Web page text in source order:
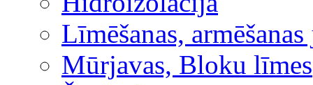
Līmēšanas, armēšanas
Mūrjavas, Bloku līmes